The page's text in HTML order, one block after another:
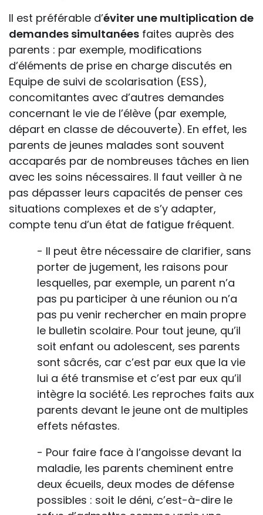
Il est préférable d’éviter une multiplication de
demandes simultanées faites auprès des
parents : par exemple, modifications
d’éléments de prise en charge discutés en
Equipe de suivi de scolarisation (ESS),
concomitantes avec d’autres demandes
concernant le vie de l’élève (par exemple,
départ en classe de découverte). En effet, les
parents de jeunes malades sont souvent
accaparés par de nombreuses tâches en lien
avec les soins nécessaires. Il faut veiller à ne
pas dépasser leurs capacités de penser ces
situations complexes et de s’y adapter,
compte tenu d’un état de fatigue fréquent.
- Il peut être nécessaire de clarifier, sans
porter de jugement, les raisons pour
lesquelles, par exemple, un parent n’a
pas pu participer à une réunion ou n’a
pas pu venir rechercher en main propre
le bulletin scolaire. Pour tout jeune, qu’il
soit enfant ou adolescent, ses parents
sont sâcrés, car c’est par eux que la vie
lui a été transmise et c’est par eux qu’il
intègre la société. Les reproches faits aux
parents devant le jeune ont de multiples
effets néfastes.
- Pour faire face à l’angoisse devant la
maladie, les parents cheminent entre
deux écueils, deux modes de défense
possibles : soit le déni, c’est-à-dire le